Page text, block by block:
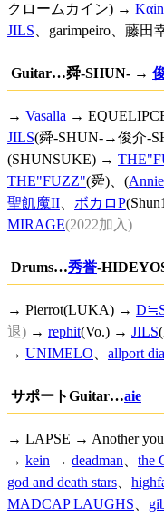
クロームカイン) → Kαin
JILS 、garimpeiro、藤田
Guitar…舜-SHUN- →
→ Vasalla →
JILS(舜-SHUN-→俊介-
(SHUNSUKE) →
THE"FUZZ"(舜)、(
聖飢魔II
ボカロP
MIRAGE(2022加入)
Drums…秀誉-
→ Pierrot(LUKA) →
退) → rephit(Vo.) → JILS
→ UNIMELO allport
サポートGuitar…aie
→ LAPSE → Another
→ kein → deadman the
god and death stars
MADCAP LAUGHS